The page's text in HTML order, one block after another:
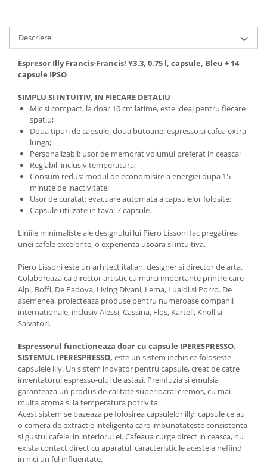
Descriere
Espresor Illy Francis-Francis! Y3.3, 0.75 l, capsule, Bleu + 14
capsule IPSO
SIMPLU SI INTUITIV, IN FIECARE DETALIU
Mic si compact, la doar 10 cm latime, este ideal pentru fiecare
spatiu;
Doua tipuri de capsule, doua butoane: espresso si cafea extra
lunga;
Personalizabil: usor de memorat volumul preferat in ceasca;
Reglabil, inclusiv temperatura;
Consum redus: modul de economisire a energiei dupa 15
minute de inactivitate;
Usor de curatat: evacuare automata a capsulelor folosite;
Capsule utilizate in tava: 7 capsule.
Liniile minimaliste ale designului lui Piero Lissoni fac pregatirea
unei cafele excelente, o experienta usoara si intuitiva.
Piero Lissoni este un arhitect italian, designer si director de arta.
Colaboreaza ca director artistic cu marci importante printre care
Alpi, Boffi, De Padova, Living Divani, Lema, Lualdi si Porro. De
asemenea, proiecteaza produse pentru numeroase companii
internationale, inclusiv Alessi, Cassina, Flos, Kartell, Knoll si
Salvatori.
Espressorul functioneaza doar cu capsule IPERESPRESSO.
SISTEMUL IPERESPRESSO, este un sistem inchis ce foloseste
capsulele illy. Un sistem inovator pentru capsule, creat de catre
inventatorul espresso-ului de astazi. Preinfuzia si emulsia
garanteaza un produs de calitate superioara: cremos, cu mai
multa aroma si la temperatura potrivita.
Acest sistem se bazeaza pe folosirea capsulelor illy, capsule ce au
o camera de extractie inteligenta care imbunatateste consistenta
si gustul cafelei in interiorul ei. Cafeaua curge direct in ceasca, nu
exista contact direct cu aparatul, caracteristicile acesteia nefiind
in nici un fel influentate.